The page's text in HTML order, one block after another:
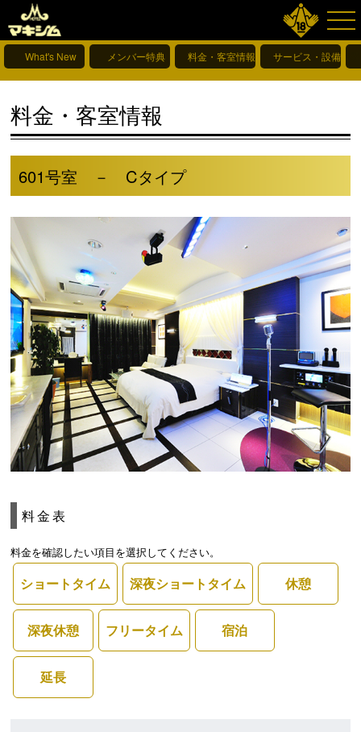
What's New メンバー特典 料金・客室情報 サービス・設備情報
料金・客室情報
601号室 － Cタイプ
料金表
料金を確認したい項目を選択してください。
ショートタイム 深夜ショートタイム 休憩
深夜休憩 フリータイム 宿泊
延長